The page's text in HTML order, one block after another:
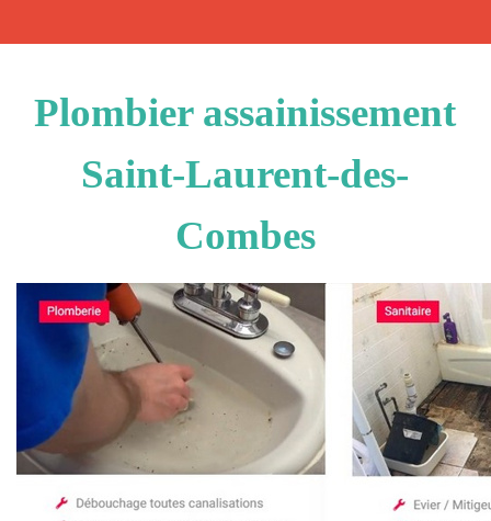
Plombier assainissement
Saint-Laurent-des-
Combes